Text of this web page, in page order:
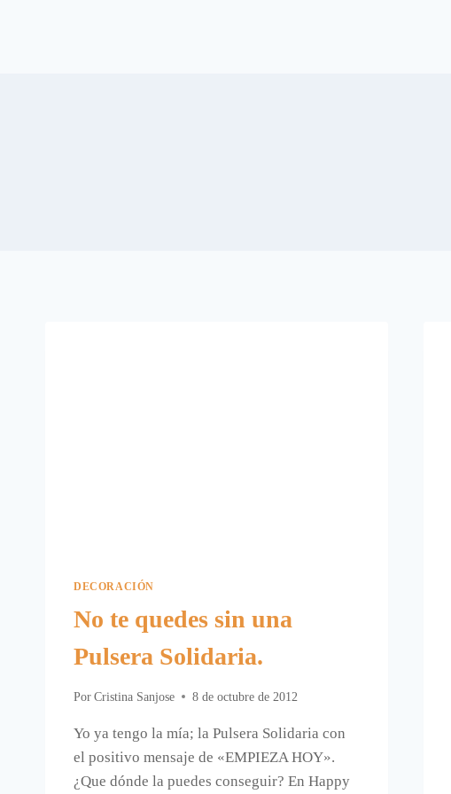
DECORACIÓN
No te quedes sin una
Pulsera Solidaria.
Por Cristina Sanjose 8 de octubre de 2012
Yo ya tengo la mía; la Pulsera Solidaria con
el positivo mensaje de «EMPIEZA HOY».
¿Que dónde la puedes conseguir? En Happy